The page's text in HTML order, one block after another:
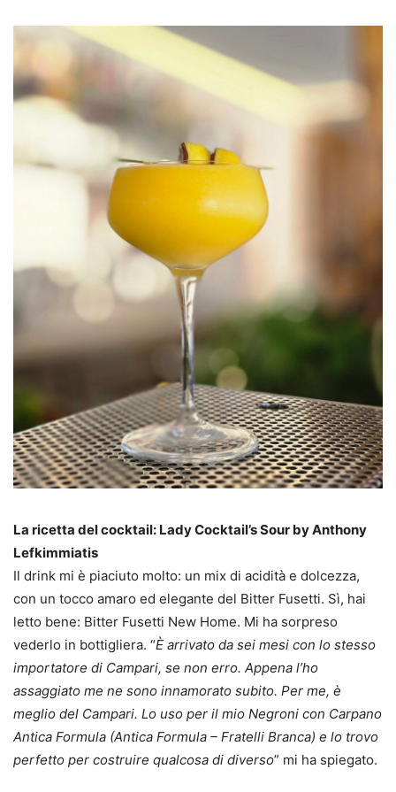
La ricetta del cocktail: Lady Cocktail’s Sour by Anthony
Lefkimmiatis
Il drink mi è piaciuto molto: un mix di acidità e dolcezza,
con un tocco amaro ed elegante del Bitter Fusetti. Sì, hai
letto bene: Bitter Fusetti New Home. Mi ha sorpreso
vederlo in bottigliera. “È arrivato da sei mesi con lo stesso
importatore di Campari, se non erro. Appena l’ho
assaggiato me ne sono innamorato subito. Per me, è
meglio del Campari. Lo uso per il mio Negroni con Carpano
Antica Formula (Antica Formula – Fratelli Branca) e lo trovo
perfetto per costruire qualcosa di diverso” mi ha spiegato.